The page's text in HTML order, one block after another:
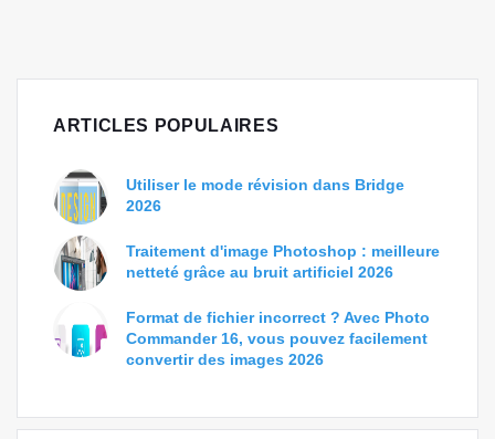
ARTICLES POPULAIRES
Utiliser le mode révision dans Bridge
2026
Traitement d'image Photoshop : meilleure
netteté grâce au bruit artificiel 2026
Format de fichier incorrect ? Avec Photo
Commander 16, vous pouvez facilement
convertir des images 2026